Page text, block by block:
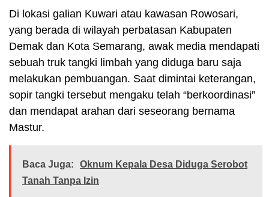
Di lokasi galian Kuwari atau kawasan Rowosari,
yang berada di wilayah perbatasan Kabupaten
Demak dan Kota Semarang, awak media mendapati
sebuah truk tangki limbah yang diduga baru saja
melakukan pembuangan. Saat dimintai keterangan,
sopir tangki tersebut mengaku telah “berkoordinasi”
dan mendapat arahan dari seseorang bernama
Mastur.
Baca Juga:
Oknum Kepala Desa Diduga Serobot
Tanah Tanpa Izin